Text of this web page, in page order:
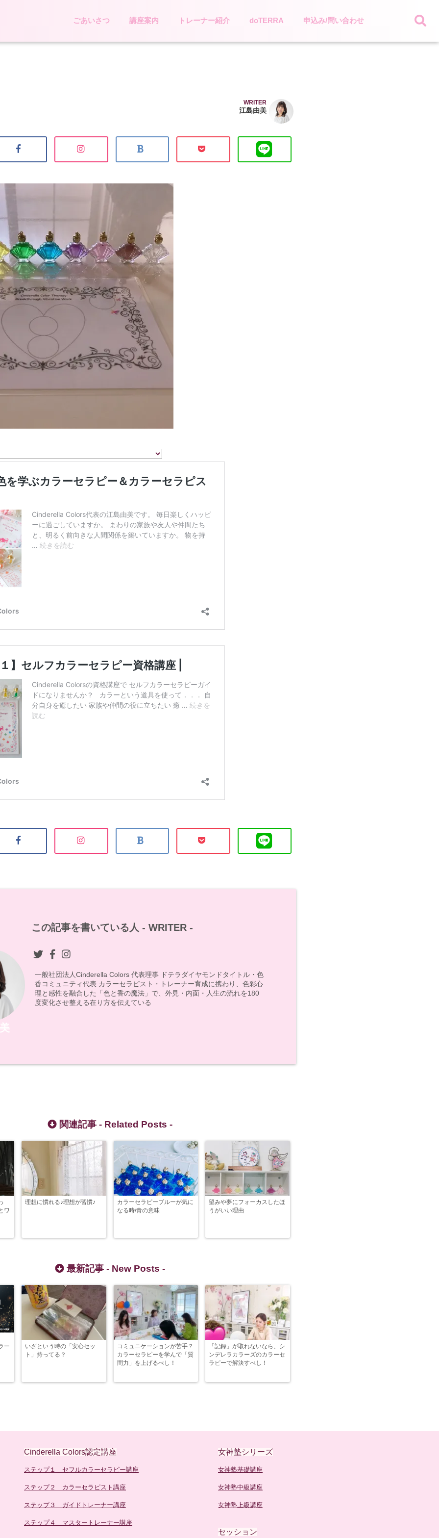
ごあいさつ 講座案内 トレーナー紹介 doTERRA 申込み/問い合わせ
WRITER
江島由美
この記事を書いている人 - WRITER -
一般社団法人Cinderella Colors 代表理事 ドテラダイヤモンドタイトル・色
香コミュニティ代表 カラーセラピスト・トレーナー育成に携わり、色彩心
理と感性を融合した「色と香の魔法」で、外見・内面・人生の流れを180
度変化させ整える在り方を伝えている
関連記事 - Related Posts -
ワ
理想に慣れる♪理想が習慣♪
カラーセラピーブルーが気に
なる時/青の意味
望みや夢にフォーカスしたほ
うがいい理由
最新記事 - New Posts -
ー
いざという時の「安心セッ
ト」持ってる？
コミュニケーションが苦手？
カラーセラピーを学んで「質
問力」を上げるべし！
「記録」が取れないなら、シ
ンデレラカラーズのカラーセ
ラピーで解決すべし！
Cinderella Colors認定講座
ステップ１ セフルカラーセラピー講座
ステップ２ カラーセラピスト講座
ステップ３ ガイドトレーナー講座
ステップ４ マスタートレーナー講座
女神塾シリーズ
女神塾基礎講座
女神塾中級講座
女神塾上級講座
セッション